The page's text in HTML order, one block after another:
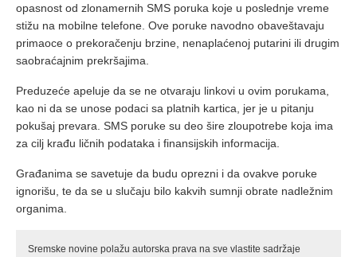
opasnost od zlonamernih SMS poruka koje u poslednje vreme
stižu na mobilne telefone. Ove poruke navodno obaveštavaju
primaoce o prekoračenju brzine, nenaplaćenoj putarini ili drugim
saobraćajnim prekršajima.
Preduzeće apeluje da se ne otvaraju linkovi u ovim porukama,
kao ni da se unose podaci sa platnih kartica, jer je u pitanju
pokušaj prevara. SMS poruke su deo šire zloupotrebe koja ima
za cilj krađu ličnih podataka i finansijskih informacija.
Građanima se savetuje da budu oprezni i da ovakve poruke
ignorišu, te da se u slučaju bilo kakvih sumnji obrate nadležnim
organima.
Sremske novine polažu autorska prava na sve vlastite sadržaje